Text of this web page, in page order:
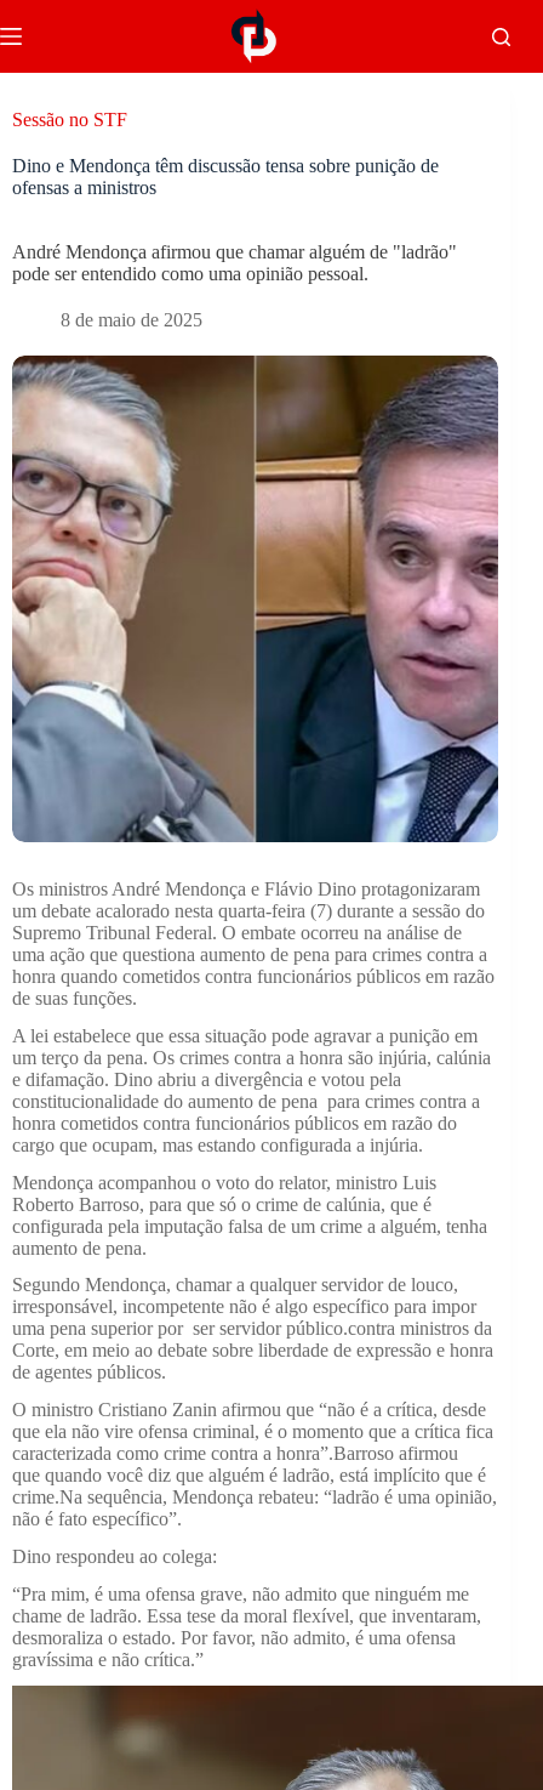
Sessão no STF
Dino e Mendonça têm discussão tensa sobre punição de
ofensas a ministros
André Mendonça afirmou que chamar alguém de "ladrão"
pode ser entendido como uma opinião pessoal.
8 de maio de 2025
Os ministros André Mendonça e Flávio Dino protagonizaram
um debate acalorado nesta quarta-feira (7) durante a sessão do
Supremo Tribunal Federal. O embate ocorreu na análise de
uma ação que questiona aumento de pena para crimes contra a
honra quando cometidos contra funcionários públicos em razão
de suas funções.
A lei estabelece que essa situação pode agravar a punição em
um terço da pena. Os crimes contra a honra são injúria, calúnia
e difamação. Dino abriu a divergência e votou pela
constitucionalidade do aumento de pena para crimes contra a
honra cometidos contra funcionários públicos em razão do
cargo que ocupam, mas estando configurada a injúria.
Mendonça acompanhou o voto do relator, ministro Luis
Roberto Barroso, para que só o crime de calúnia, que é
configurada pela imputação falsa de um crime a alguém, tenha
aumento de pena.
Segundo Mendonça, chamar a qualquer servidor de louco,
irresponsável, incompetente não é algo específico para impor
uma pena superior por ser servidor público.contra ministros da
Corte, em meio ao debate sobre liberdade de expressão e honra
de agentes públicos.
O ministro Cristiano Zanin afirmou que “não é a crítica, desde
que ela não vire ofensa criminal, é o momento que a crítica fica
caracterizada como crime contra a honra”.Barroso afirmou
que quando você diz que alguém é ladrão, está implícito que é
crime.Na sequência, Mendonça rebateu: “ladrão é uma opinião,
não é fato específico”.
Dino respondeu ao colega:
“Pra mim, é uma ofensa grave, não admito que ninguém me
chame de ladrão. Essa tese da moral flexível, que inventaram,
desmoraliza o estado. Por favor, não admito, é uma ofensa
gravíssima e não crítica.”